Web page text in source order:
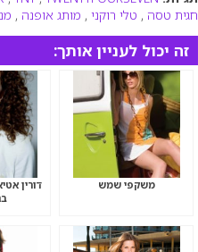
חגית טסה , טלי רוקני , מותג אופנה ,
זה יכול לעניין אותך:
משקפי שמש
דורין